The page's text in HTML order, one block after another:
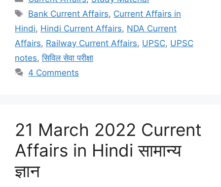
Tags
Bank Current Affairs, Current Affairs in
Hindi, Hindi Current Affairs, NDA Current
Affairs, Railway Current Affairs, UPSC, UPSC
notes,सिविल सेवा परीक्षा
4 Comments
21 March 2022 Current
Affairs in Hindi सामान्य
ज्ञान